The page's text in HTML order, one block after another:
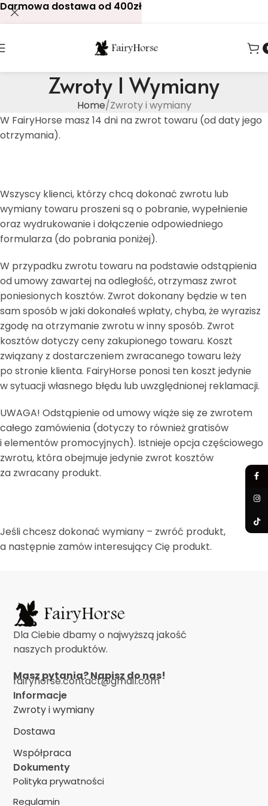
Zwroty I Wymiany
Home Zwroty i wymiany
W FairyHorse masz 14 dni na zwrot towaru (od daty jego
otrzymania).
Wszyscy klienci, którzy chcą dokonać zwrotu lub
wymiany towaru proszeni są o pobranie, wypełnienie
oraz wydrukowanie i dołączenie odpowiedniego
formularza (do pobrania poniżej).
W przypadku zwrotu towaru na podstawie odstąpienia
od umowy zawartej na odległość, otrzymasz zwrot
poniesionych kosztów. Zwrot dokonany będzie w ten
sam sposób w jaki dokonałeś wpłaty, chyba, że wyrazisz
zgodę na otrzymanie zwrotu w inny sposób. Zwrot
kosztów dotyczy ceny zakupionego towaru. Koszt
związany z dostarczeniem zwracanego towaru leży
po stronie klienta. FairyHorse ponosi ten koszt jedynie
w sytuacji własnego błędu lub uwzględnionej reklamacji.
UWAGA! Odstąpienie od umowy wiąże się ze zwrotem
całego zamówienia (dotyczy to również gratisów
i elementów promocyjnych). Istnieje opcja częściowego
zwrotu, która obejmuje jedynie zwrot kosztów
za zwracany produkt.
Jeśli chcesz dokonać wymiany – zwróć produkt,
a następnie zamów interesujący Cię produkt.
Dla Ciebie dbamy o najwyższą jakość
naszych produktów.
Masz pytania? Napisz do nas!
fairyhorse.contact@gmail.com
Informacje
Zwroty i wymiany
Dostawa
Współpraca
Dokumenty
Polityka prywatności
Regulamin
Darmowa dostawa od 400zł